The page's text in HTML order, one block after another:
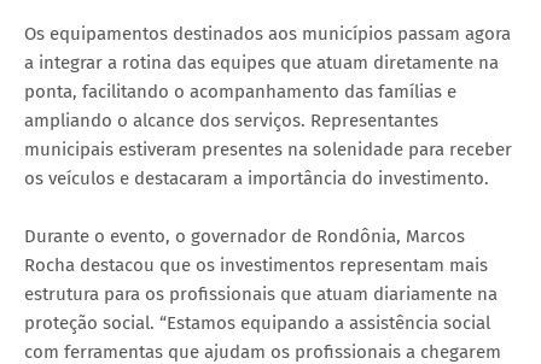
Os equipamentos destinados aos municípios passam agora
a integrar a rotina das equipes que atuam diretamente na
ponta, facilitando o acompanhamento das famílias e
ampliando o alcance dos serviços. Representantes
municipais estiveram presentes na solenidade para receber
os veículos e destacaram a importância do investimento.
Durante o evento, o governador de Rondônia, Marcos
Rocha destacou que os investimentos representam mais
estrutura para os profissionais que atuam diariamente na
proteção social. “Estamos equipando a assistência social
com ferramentas que ajudam os profissionais a chegarem